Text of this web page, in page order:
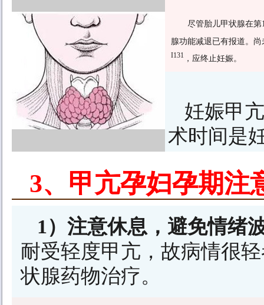
尽管胎儿甲状腺在
腺功能减退已有报道。
I131 ，应终止妊娠。
妊娠甲
术时间是
3、甲亢孕妇孕期注
1）注意休息，避免情绪
耐受轻度甲亢，故病情很
状腺药物治疗。